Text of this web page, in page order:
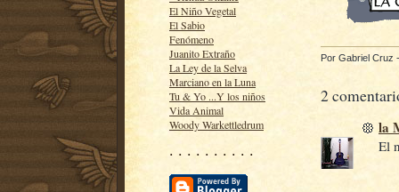
El Niño Vegetal
El Sabio
Fenómeno
Juanito Extraño
La Ley de la Selva
Marciano en la Luna
Tu & Yo ...Y los niños
Vida Animal
Woody Warkettledrum
· · · · · · · · · ·
Por Gabriel Cruz
2
la
El